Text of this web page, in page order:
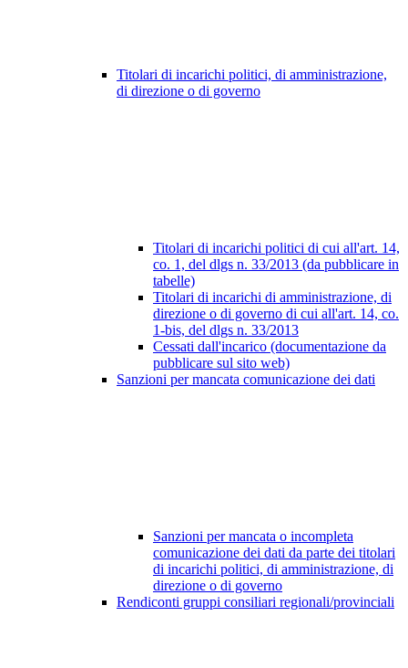
Titolari di incarichi politici, di amministrazione,
di direzione o di governo
Titolari di incarichi politici di cui all'art. 14,
co. 1, del dlgs n. 33/2013 (da pubblicare in
tabelle)
Titolari di incarichi di amministrazione, di
direzione o di governo di cui all'art. 14, co.
1-bis, del dlgs n. 33/2013
Cessati dall'incarico (documentazione da
pubblicare sul sito web)
Sanzioni per mancata comunicazione dei dati
Sanzioni per mancata o incompleta
comunicazione dei dati da parte dei titolari
di incarichi politici, di amministrazione, di
direzione o di governo
Rendiconti gruppi consiliari regionali/provinciali